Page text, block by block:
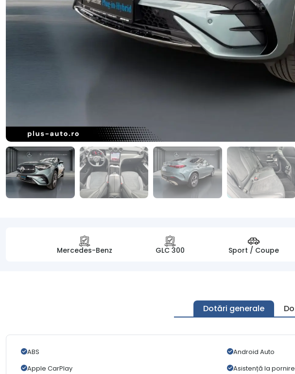
Mercedes-Benz GLC 300 Sport / Coupe
Dotări generale
ABS Android Auto
Apple CarPlay
Asistență la